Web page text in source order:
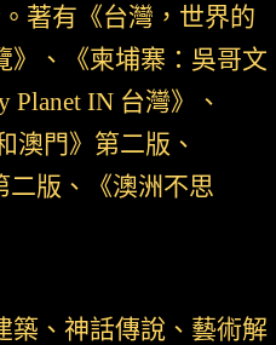
著有《台灣，世界的
》、《柬埔寨：吳哥文
IN 台灣》、
澳門》第二版、
二版、《澳洲不思
築、神話傳說、藝術解